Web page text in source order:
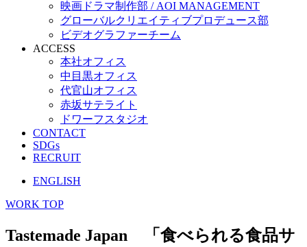
映画ドラマ制作部 / AOI MANAGEMENT
グローバルクリエイティブプロデュース部
ビデオグラファーチーム
ACCESS
本社オフィス
中目黒オフィス
代官山オフィス
赤坂サテライト
ドワーフスタジオ
CONTACT
SDGs
RECRUIT
ENGLISH
WORK TOP
Tastemade Japan 「食べられる食品サ